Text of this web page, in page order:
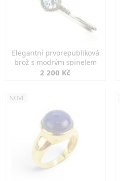
Elegantní prvorepubliková
brož s modrým spinelem
2 200 Kč
NOVÉ